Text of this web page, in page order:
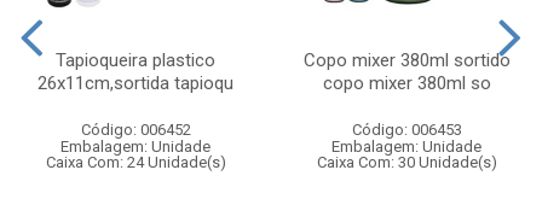
Tapioqueira plastico
26x11cm,sortida tapioqu
Código: 006452
Embalagem: Unidade
Caixa Com: 24 Unidade(s)
Copo mixer 380ml sortido
copo mixer 380ml so
Código: 006453
Embalagem: Unidade
Caixa Com: 30 Unidade(s)